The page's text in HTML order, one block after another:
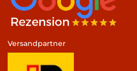
Versandpartner